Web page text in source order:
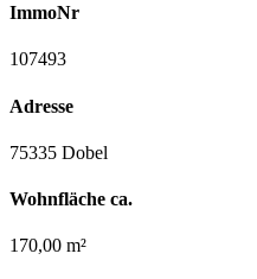
ImmoNr
107493
Adresse
75335 Dobel
Wohnfläche ca.
170,00 m²